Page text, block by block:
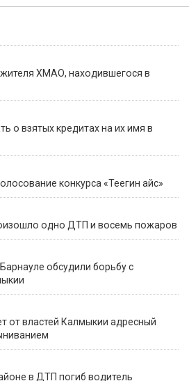
ХМАО, находившегося в
о взятых кредитах на их имя в
конкурса «Теегин айс»
одно ДТП и восемь пожаров
обсудили борьбу с
от властей Калмыкии адресный
в ДТП погиб водитель